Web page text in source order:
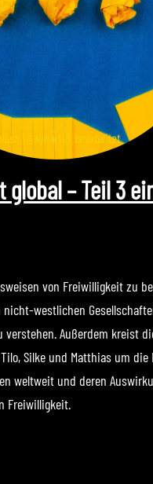
– Teil 3
von Freiwilligkeit zu
nicht-westlichen
Außerdem kreist
Silke und Matthias um
weltweit und deren
Freiwilligkeit.